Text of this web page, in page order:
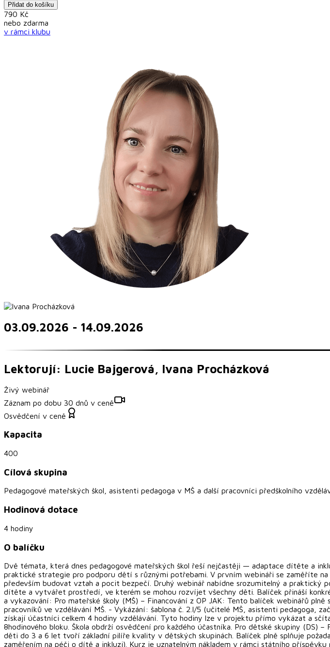
Přidat do košíku
790 Kč
nebo zdarma
v rámci klubu
03.09.2026 - 14.09.2026
Lektorují: Lucie Bajgerová, Ivana Procházková
Živý webinář
Záznam po dobu 30 dnů v ceně
Osvědčení v ceně
Kapacita
400
Cílová skupina
Pedagogové mateřských škol, asistenti pedagoga v MŠ a další pracovníci předškolního
Hodinová dotace
4 hodiny
O balíčku
Dvě témata, která dnes pedagogové mateřských škol řeší nejčastěji — adaptace dítěte a
praktické strategie pro podporu dětí s různými potřebami. V prvním webináři se zaměříte
především budovat vztah a pocit bezpečí. Druhý webinář nabídne srozumitelný a
dítěte a vytvářet prostředí, ve kterém se mohou rozvíjet všechny děti. Balíček přináší
a vykazování: Pro mateřské školy (MŠ) – Financování z OP JAK: Tento balíček webinářů
pracovníků ve vzdělávání MŠ. - Vykázání: šablona č. 2.I/5 (učitelé MŠ, asistenti pedagoga,
získají účastníci celkem 4 hodiny vzdělávání. Tyto hodiny lze v projektu přímo vykázat a
8hodinového bloku. Škola obdrží osvědčení pro každého účastníka. Pro dětské skupiny (DS)
děti do 3 a 6 let tvoří základní pilíře kvality v dětských skupinách. Balíček plně splňuje
zaměřením na péči o dítě a inkluzi). Kurz je uznatelným nákladem v rámci státního